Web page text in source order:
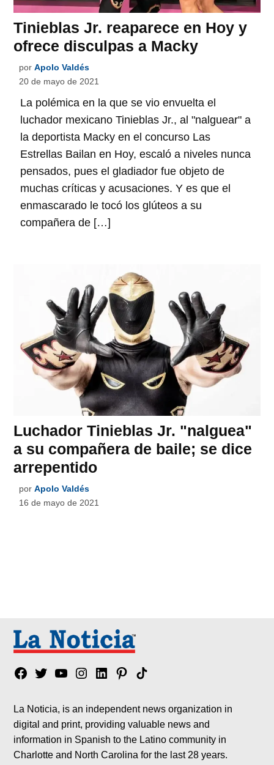
Tinieblas Jr. reaparece en Hoy y
ofrece disculpas a Macky
por Apolo Valdés
20 de mayo de 2021
La polémica en la que se vio envuelta el
luchador mexicano Tinieblas Jr., al "nalguear" a
la deportista Macky en el concurso Las
Estrellas Bailan en Hoy, escaló a niveles nunca
pensados, pues el gladiador fue objeto de
muchas críticas y acusaciones. Y es que el
enmascarado le tocó los glúteos a su
compañera de […]
Luchador Tinieblas Jr. "nalguea"
a su compañera de baile; se dice
arrepentido
por Apolo Valdés
16 de mayo de 2021
Facebook
TwitterYouTubeInstagram
LinkedinPinterest
Tik
La Noticia, is an independent news organization in
digital and print, providing valuable news and
information in Spanish to the Latino community in
Charlotte and North Carolina for the last 28 years.